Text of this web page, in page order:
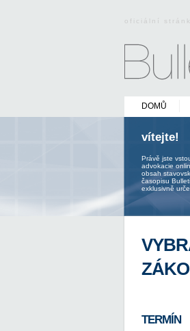
oficiální
DOMŮ
vítejte!
Právě jste
advokacie
obsah
časopisu
exklusivně
TERMÍN